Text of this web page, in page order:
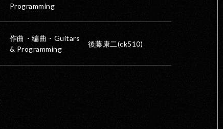
Programming
作曲・編曲・Guitars
& Programming
後藤康二(ck510)